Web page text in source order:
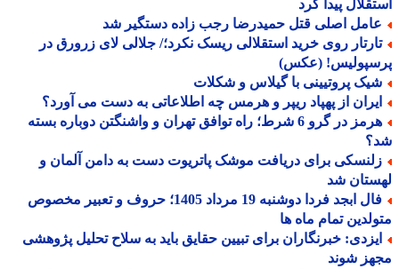
پیدا کرد
اصلی قتل حمیدرضا رجب زاده دستگیر شد
روی خرید استقلالی ریسک نکرد؛/ جلالی لای زرورق در
(عکس)
پروتیینی با گیلاس و شکلات
از پهپاد ریپر و هرمس چه اطلاعاتی به دست می آورد؟
هرمز در گرو 6 شرط؛ راه توافق تهران و واشنگتن دوباره بسته
برای دریافت موشک پاتریوت دست به دامن آلمان و
شد
فال ابجد فردا دوشنبه 19 مرداد 1405؛ حروف و تعبیر مخصوص
تمام ماه ها
خبرنگاران برای تبیین حقایق باید به سلاح تحلیل پژوهشی
شوند